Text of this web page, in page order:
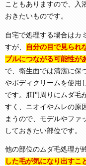
こともありますので、入
おきたいものです。
自宅で処理する場合はカ
すが、
自分の目で見られ
ブルにつながる可能性が
で、衛生面では清潔に保
やボディクリームを使用
です。肛門周りにムダ毛
すく、ニオイやムレの原
まうので、モデルやファ
しておきたい部位です。
他の部位のムダ毛処理が
した毛が気になり出すこ